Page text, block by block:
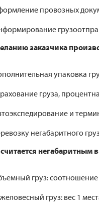
провозных
заказчика
упаковка
груза,
и
негабаритного
негабаритным
груз: соотношение
груз: вес 1